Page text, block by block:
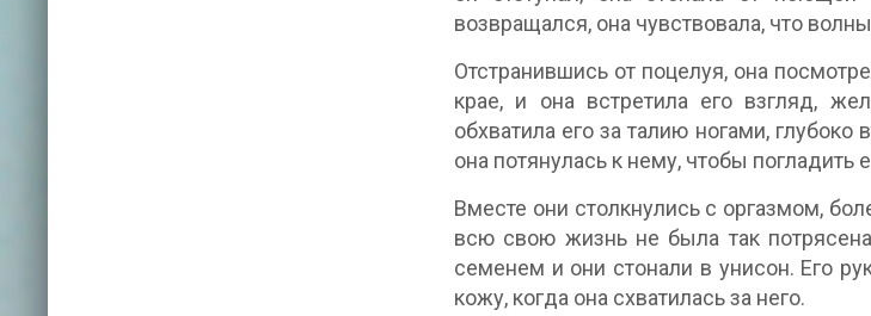
возвращался, она чувствовала, что
Отстранившись от поцелуя, она
крае, и она встретила его взгляд,
обхватила его за талию ногами,
она потянулась к нему, чтобы погладить
Вместе они столкнулись с оргазмом,
всю свою жизнь не была так
семенем и они стонали в унисон. Его
кожу, когда она схватилась за него.